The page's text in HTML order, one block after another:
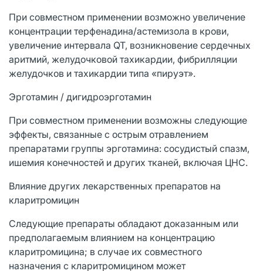
При совместном применении возможно увеличение
концентрации терфенадина/астемизола в крови,
увеличение интервала QT, возникновение сердечных
аритмий, желудочковой тахикардии, фибрилляции
желудочков и тахикардии типа «пируэт».
Эрготамин / дигидроэрготамин
При совместном применении возможны следующие
эффекты, связанные с острым отравлением
препаратами группы эрготамина: сосудистый спазм,
ишемия конечностей и других тканей, включая ЦНС.
Влияние других лекарственных препаратов на
кларитромицин
Следующие препараты обладают доказанным или
предполагаемым влиянием на концентрацию
кларитромицина; в случае их совместного
назначения с кларитромицином может